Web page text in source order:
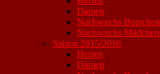
Damen
Nachwuchs Burschen
Nachwuchs Mädchen
Saison 2015/2016
Herren
Damen